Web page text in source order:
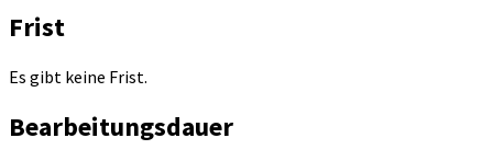
Frist
Es gibt keine Frist.
Bearbeitungsdauer